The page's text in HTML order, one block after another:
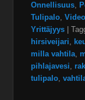
Onnellisuus,
Tulipalo,
Yrittäjyys
|
hirsiveijari,
milla vahtila,
pihlajavesi,
tulipalo,